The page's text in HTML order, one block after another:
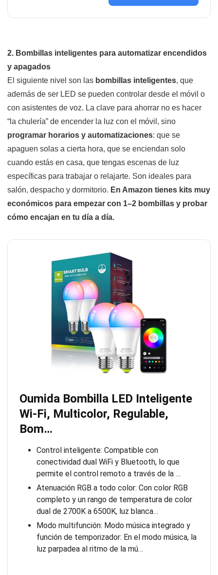
2. Bombillas inteligentes para automatizar encendidos
y apagados
El siguiente nivel son las bombillas inteligentes, que
además de ser LED se pueden controlar desde el móvil o
con asistentes de voz. La clave para ahorrar no es hacer
“la chulería” de encender la luz con el móvil, sino
programar horarios y automatizaciones: que se
apaguen solas a cierta hora, que se enciendan solo
cuando estás en casa, que tengas escenas de luz
específicas para trabajar o relajarte. Son ideales para
salón, despacho y dormitorio. En Amazon tienes kits muy
económicos para empezar con 1–2 bombillas y probar
cómo encajan en tu día a día.
Oumida Bombilla LED Inteligente
Wi-Fi, Multicolor, Regulable,
Bom…
Control inteligente: Compatible con
conectividad dual WiFi y Bluetooth, lo que
permite el control remoto a través de la …
Atenuación RGB a todo color: Con color RGB
completo y un rango de temperatura de color
dual de 2700K a 6500K, luz blanca…
Modo multifunción: Modo música integrado y
función de temporizador: En el modo música, la
luz parpadea al ritmo de la mú…